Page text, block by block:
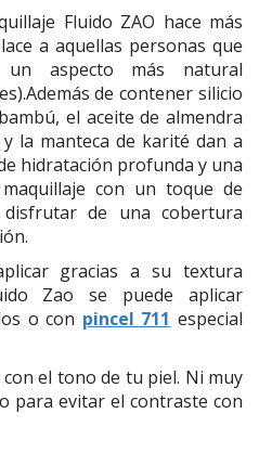
Fluido ZAO hace más
a aquellas personas que
aspecto más natural
de contener silicio
el aceite de almendra
la manteca de karité dan a
hidratación profunda y una
con un toque de
de una cobertura
gracias a su textura
Zao se puede aplicar
o con pincel 711 especial
el tono de tu piel. Ni muy
para evitar el contraste con